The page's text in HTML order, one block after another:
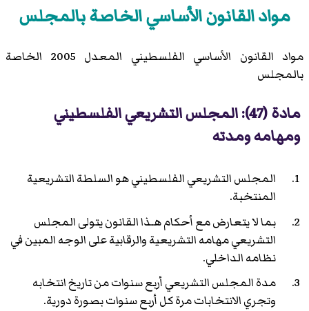
مواد القانون الأساسي الخاصة بالمجلس
مواد القانون الأساسي الفلسطيني المعدل 2005
الخاصة
بالمجلس
مادة (47): المجلس التشريعي الفلسطيني
ومهامه ومدته
المجلس التشريعي الفلسطيني هو السلطة التشريعية
المنتخبة.
بما لا يتعارض مع أحكام هـذا القانون يتولى المجلس
التشريعي مهامه التشريعية والرقابية على الوجه المبين في
نظامه الداخلي.
مدة المجلس التشريعي أربع سنوات من تاريخ انتخابه
وتجري الانتخابات مرة كل أربع سنوات بصورة دورية.